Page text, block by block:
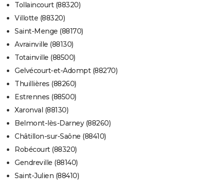
Tollaincourt (88320)
Villotte (88320)
Saint-Menge (88170)
Avrainville (88130)
Totainville (88500)
Gelvécourt-et-Adompt (88270)
Thuillières (88260)
Estrennes (88500)
Xaronval (88130)
Belmont-lès-Darney (88260)
Châtillon-sur-Saône (88410)
Robécourt (88320)
Gendreville (88140)
Saint-Julien (88410)